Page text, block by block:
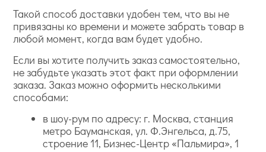
Такой способ доставки удобен тем, что вы не
привязаны ко времени и можете забрать товар в
любой момент, когда вам будет удобно.
Если вы хотите получить заказ самостоятельно,
не забудьте указать этот факт при оформлении
заказа. Заказ можно оформить несколькими
способами:
в шоу-рум по адресу: г. Москва, станция
метро Бауманская, ул. Ф.Энгельса, д.75,
строение 11, Бизнес-Центр «Пальмира», 1